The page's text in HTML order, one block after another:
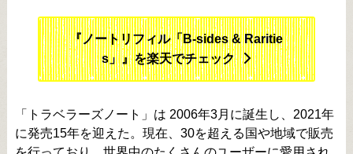
『ノートリフィル「B-sides & Raritie
s」』を楽天でチェック
「トラベラーズノート」は 2006年3月に誕生し、2021年
に発売15年を迎えた。現在、30を超える国や地域で販売